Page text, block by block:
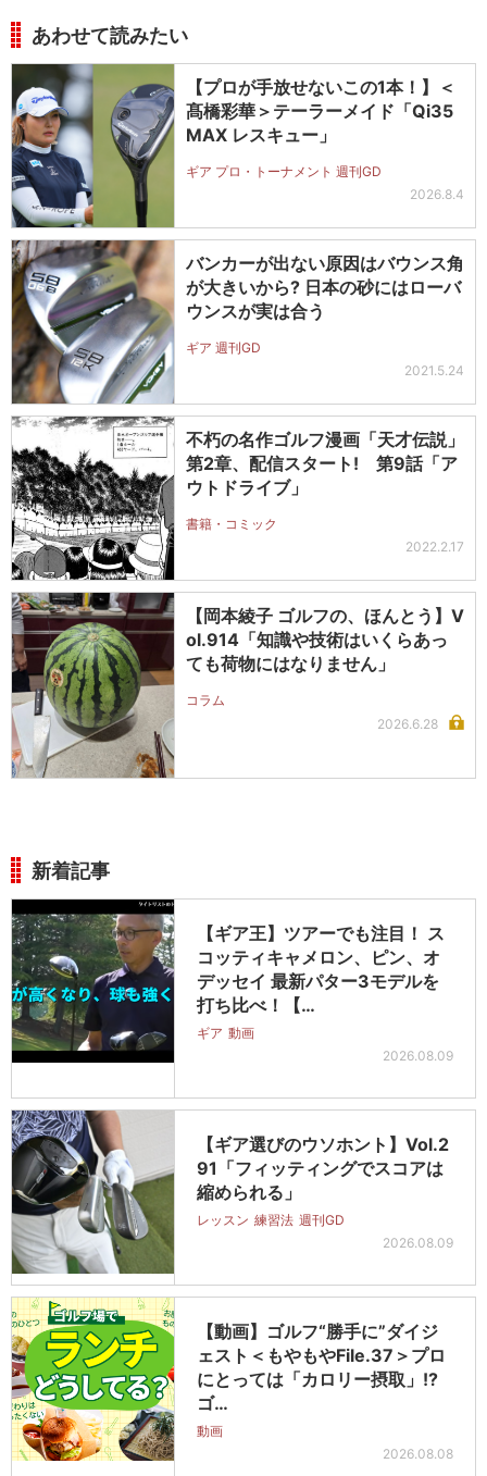
あわせて読みたい
【プロが手放せないこの1本！】＜
髙橋彩華＞テーラーメイド「Qi35
MAX レスキュー」
ギア プロ・トーナメント 週刊GD
2026.8.4
バンカーが出ない原因はバウンス角
が大きいから? 日本の砂にはローバ
ウンスが実は合う
ギア 週刊GD
2021.5.24
不朽の名作ゴルフ漫画「天才伝説」
第2章、配信スタート! 第9話「ア
ウトドライブ」
書籍・コミック
2022.2.17
【岡本綾子 ゴルフの、ほんとう】V
ol.914「知識や技術はいくらあっ
ても荷物にはなりません」
コラム
2026.6.28
新着記事
【ギア王】ツアーでも注目！ ス
コッティキャメロン、ピン、オ
デッセイ 最新パター3モデルを
打ち比べ！【…
ギア 動画
2026.08.09
【ギア選びのウソホント】Vol.2
91「フィッティングでスコアは
縮められる」
レッスン 練習法 週刊GD
2026.08.09
【動画】ゴルフ“勝手に”ダイジ
ェスト＜もやもやFile.37＞プロ
にとっては「カロリー摂取」!?
ゴ…
動画
2026.08.08